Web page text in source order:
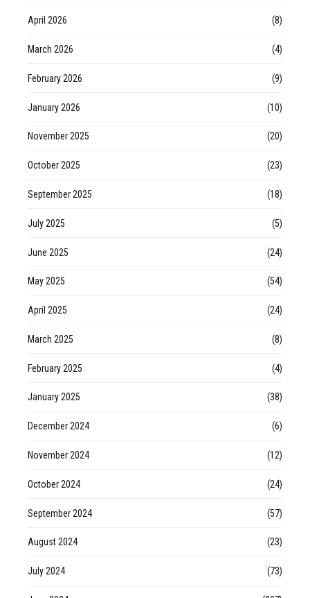
April 2026 (8)
March 2026 (4)
February 2026 (9)
January 2026 (10)
November 2025 (20)
October 2025 (23)
September 2025 (18)
July 2025 (5)
June 2025 (24)
May 2025 (54)
April 2025 (24)
March 2025 (8)
February 2025 (4)
January 2025 (38)
December 2024 (6)
November 2024 (12)
October 2024 (24)
September 2024 (57)
August 2024 (23)
July 2024 (73)